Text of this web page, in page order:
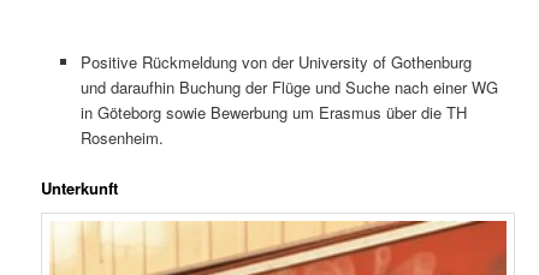
Positive Rückmeldung von der University of Gothenburg
und daraufhin Buchung der Flüge und Suche nach einer WG
in Göteborg sowie Bewerbung um Erasmus über die TH
Rosenheim.
Unterkunft